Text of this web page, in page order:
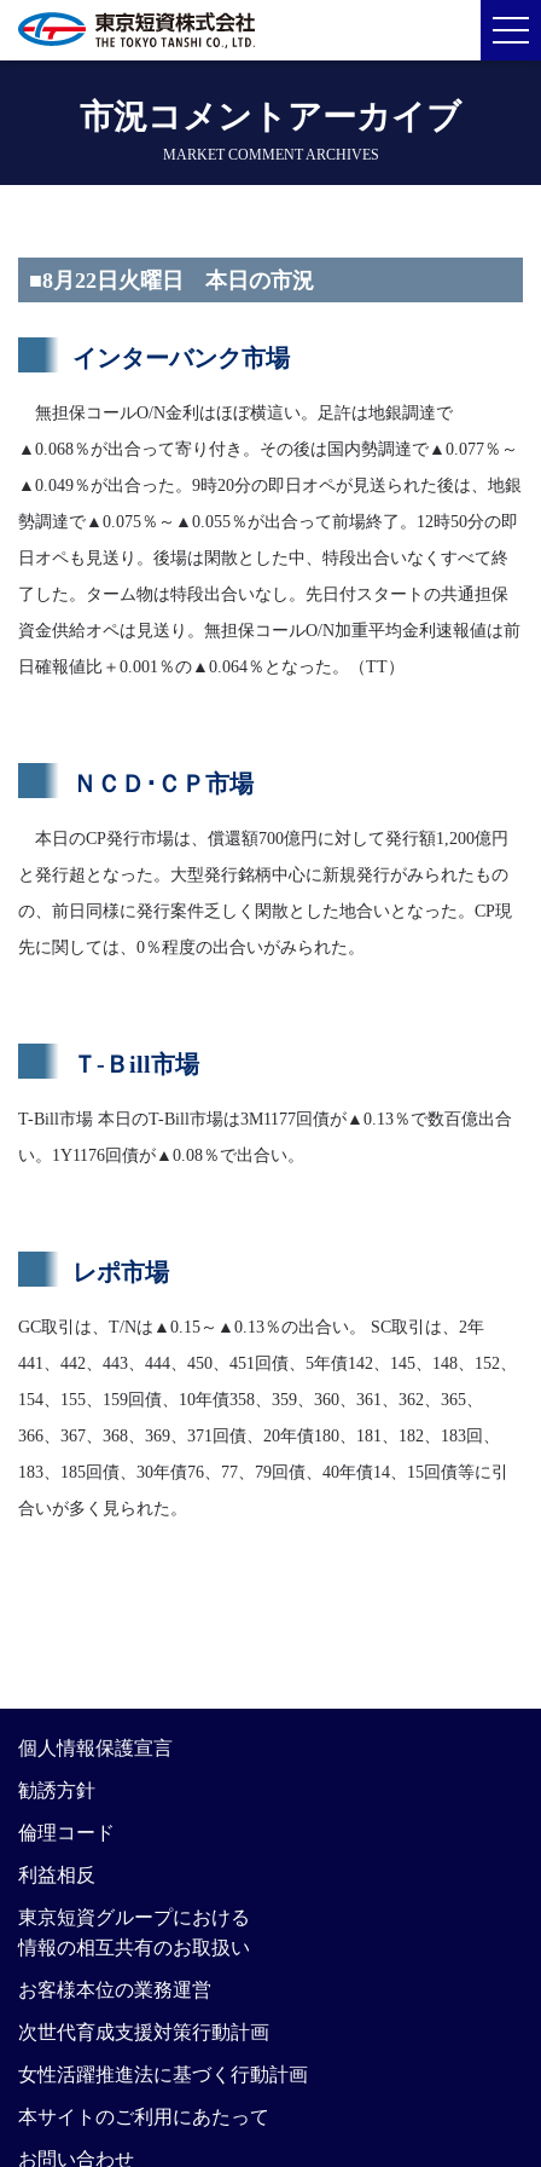
市況コメントアーカイブ
MARKET COMMENT ARCHIVES
■8月22日火曜日 本日の市況
インターバンク市場
無担保コールO/N金利はほぼ横這い。足許は地銀調達で
▲0.068％が出合って寄り付き。その後は国内勢調達で▲0.077％～
▲0.049％が出合った。9時20分の即日オペが見送られた後は、地銀
勢調達で▲0.075％～▲0.055％が出合って前場終了。12時50分の即
日オペも見送り。後場は閑散とした中、特段出合いなくすべて終
了した。ターム物は特段出合いなし。先日付スタートの共通担保
資金供給オペは見送り。無担保コールO/N加重平均金利速報値は前
日確報値比＋0.001％の▲0.064％となった。（TT）
ＮＣＤ･ＣＰ市場
本日のCP発行市場は、償還額700億円に対して発行額1,200億円
と発行超となった。大型発行銘柄中心に新規発行がみられたもの
の、前日同様に発行案件乏しく閑散とした地合いとなった。CP現
先に関しては、0％程度の出合いがみられた。
Ｔ-Ｂill市場
T-Bill市場 本日のT-Bill市場は3M1177回債が▲0.13％で数百億出合
い。1Y1176回債が▲0.08％で出合い。
レポ市場
GC取引は、T/Nは▲0.15～▲0.13％の出合い。 SC取引は、2年
441、442、443、444、450、451回債、5年債142、145、148、152、
154、155、159回債、10年債358、359、360、361、362、365、
366、367、368、369、371回債、20年債180、181、182、183回、
183、185回債、30年債76、77、79回債、40年債14、15回債等に引
合いが多く見られた。
個人情報保護宣言
勧誘方針
倫理コード
利益相反
東京短資グループにおける
情報の相互共有のお取扱い
お客様本位の業務運営
次世代育成支援対策行動計画
女性活躍推進法に基づく行動計画
本サイトのご利用にあたって
お問い合わせ